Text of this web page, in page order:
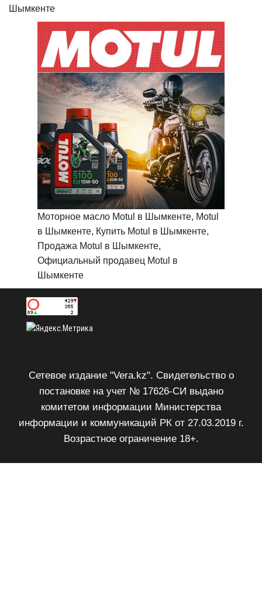
Шымкенте
Моторное масло Motul в Шымкенте, Motul
в Шымкенте, Купить Motul в Шымкенте,
Продажа Motul в Шымкенте,
Официальный продавец Motul в
Шымкенте
Сетевое издание "Vera.kz". Свидетельство о
постановке на учет № 17626-СИ выдано
комитетом информации Министерства
информации и коммуникаций РК от 27.03.2019 г.
Возрастное ограничение 18+.